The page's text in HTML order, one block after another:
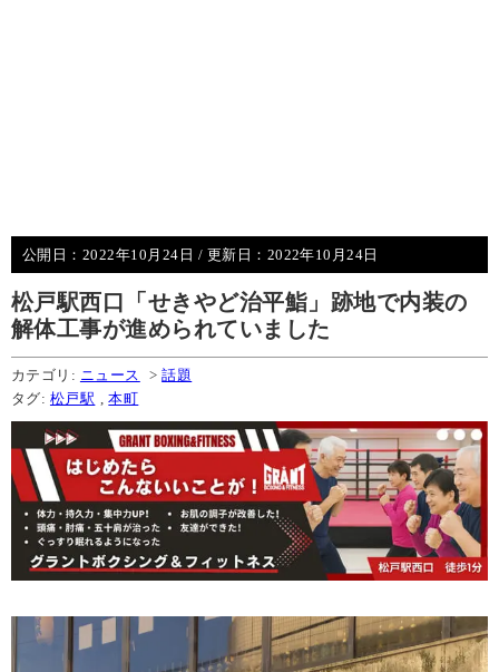
公開日： 2022年10月24日 / 更新日： 2022年10月24日
松戸駅西口「せきやど治平鮨」跡地で内装の
解体工事が進められていました
カテゴリ: ニュース >話題
タグ: 松戸駅 ,本町